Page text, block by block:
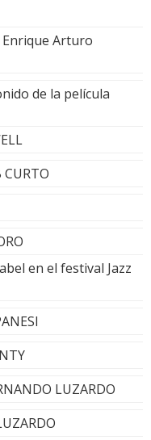
Arturo
de la película
en el festival Jazz
LUZARDO